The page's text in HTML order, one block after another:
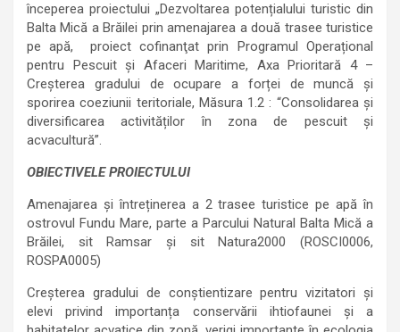
începerea proiectului „Dezvoltarea potențialului turistic din
Balta Mică a Brăilei prin amenajarea a două trasee turistice
pe apă, proiect cofinanţat prin Programul Operațional
pentru Pescuit și Afaceri Maritime, Axa Prioritară 4 –
Creșterea gradului de ocupare a forței de muncă și
sporirea coeziunii teritoriale, Măsura 1.2 : “Consolidarea și
diversificarea activităților în zona de pescuit și
acvacultură”.
OBIECTIVELE PROIECTULUI
Amenajarea și întreținerea a 2 trasee turistice pe apă în
ostrovul Fundu Mare, parte a Parcului Natural Balta Mică a
Brăilei, sit Ramsar și sit Natura2000 (ROSCI0006,
ROSPA0005)
Creșterea gradului de conștientizare pentru vizitatori și
elevi privind importanța conservării ihtiofaunei și a